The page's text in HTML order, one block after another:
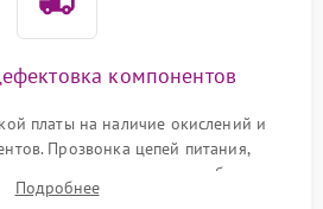
компонентов
платы на наличие окислений и
Прозвонка цепей питания,
моторов колес и турбины
оптических и инфракрасных
Подробнее